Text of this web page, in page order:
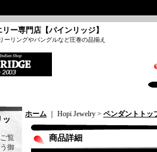
ー専門店【パインリッジ】
ーリングやバングルなど圧巻の品揃え
ッ
覧
御
ホーム ｜ Hopi Jewelry > ペンダントトッ
商品詳細